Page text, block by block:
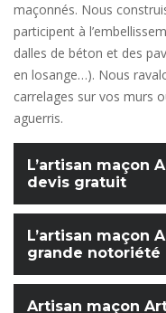
maçonnés. Nous
participent à
dalles de béton et des
en losange…). Nous
carrelages sur vos murs
aguerris.
L’artisan maçon
devis gratuit
L’artisan maçon
grande notoriété
Artisan maçon